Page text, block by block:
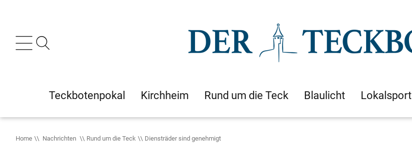
Teckbotenpokal Kirchheim Rund um die Teck Blaulicht Lokalsport
Home Nachrichten Rund um die Teck Diensträder sind genehmigt